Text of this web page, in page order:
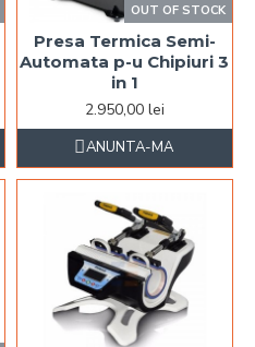
OUT OF STOCK
Presa Termica Semi-
Automata p-u Chipiuri 3
in 1
2.950,00 lei
ANUNTA-MA